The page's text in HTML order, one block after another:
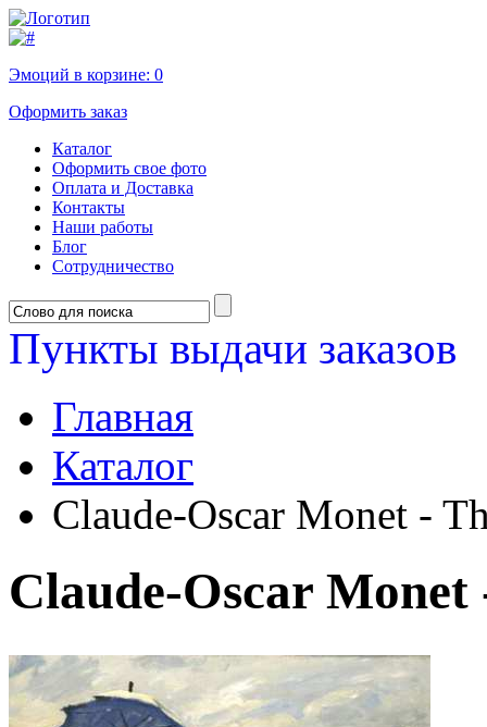
Эмоций в корзине: 0
Оформить заказ
Каталог
Оформить свое фото
Оплата и Доставка
Контакты
Наши работы
Блог
Сотрудничество
Пункты выдачи заказов
Главная
Каталог
Claude-Oscar Monet -
Claude-Oscar